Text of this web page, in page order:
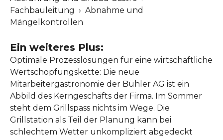
Fachbauleitung › Abnahme und
Mängelkontrollen
Ein weiteres Plus:
Optimale Prozesslösungen für eine wirtschaftliche
Wertschöpfungskette: Die neue
Mitarbeitergastronomie der Bühler AG ist ein
Abbild des Kerngeschäfts der Firma. Im Sommer
steht dem Grillspass nichts im Wege. Die
Grillstation als Teil der Planung kann bei
schlechtem Wetter unkompliziert abgedeckt